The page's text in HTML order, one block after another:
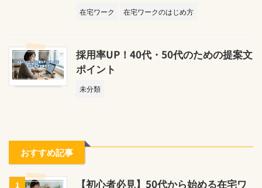
在宅ワーク 在宅ワークのはじめ方
採用率UP！40代・50代のための提案文
ポイント
未分類
おすすめ記事
1
【初心者必見】50代から始める在宅ワ